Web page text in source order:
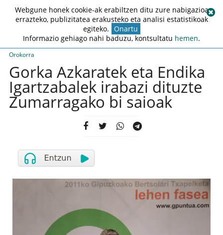
Orokorra
Gorka Azkaratek eta Endika
Igartzabalek irabazi dituzte
Zumarragako bi saioak
Webgune honek cookie-ak erabiltzen ditu zure nabigazioa
errazteko, publizitatea erakusteko eta analisi estatistikoak
egiteko. Onartu
Informazio gehiago nahi baduzu, kontsultatu hemen.